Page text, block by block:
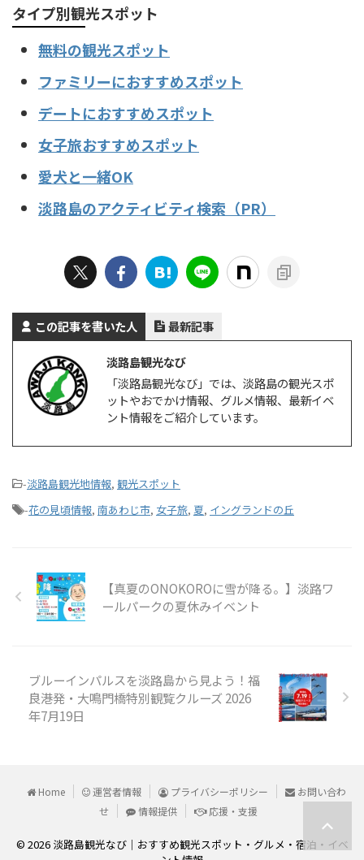
タイプ別観光スポット
無料の観光スポット
ファミリーにおすすめスポット
デートにおすすめスポット
女子旅おすすめスポット
愛犬と一緒OK
淡路島のアクティビティ検索（PR）
この記事を書いた人 最新記事
淡路島観光なび
「淡路島観光なび」では、淡路島の観光スポ
ットやおでかけ情報、グルメ情報、最新イベ
ント情報をご紹介しています。
-淡路島観光地情報, 観光スポット
-花の見頃情報, 南あわじ市, 女子旅, 夏, イングランドの丘
【真夏のONOKOROに雪が降る。】淡路ワ
ールパークの夏休みイベント
ブルーインパルスを淡路島から見よう！福
良港発・大鳴門橋特別観覧クルーズ 2026
年7月19日
Home 運営者情報 プライバシーポリシー
お問い合わ
せ
情報提供 応援・支援
© 2026 淡路島観光なび｜おすすめ観光スポット・グルメ・宿泊・イベ